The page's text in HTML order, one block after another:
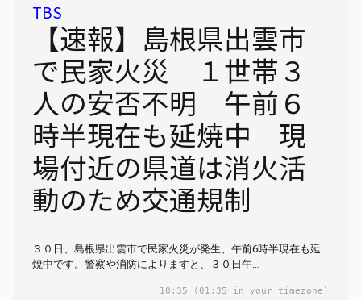
TBS
【速報】島根県出雲市
で民家火災 １世帯３
人の安否不明 午前６
時半現在も延焼中 現
場付近の県道は消火活
動のため交通規制
３０日、島根県出雲市で民家火災が発生、午前6時半現在も延
焼中です。警察や消防によりますと、３０日午…
10:35 (01:35 in your timezone)